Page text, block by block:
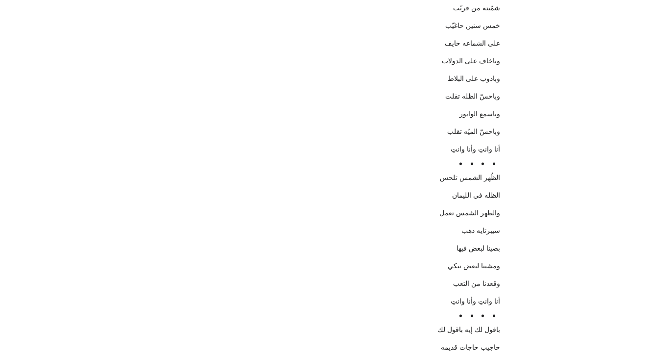
شمّيته من قريّب
خمس سنين حاغيّب
على الشماعه خايف
وباخاف على الدولاب
وبادوب على البلاط
وباحسّ الظله تقلت
وباسمع الوابور
وباحسّ الميّه تقلب
أنا وانتِ وأنا وانتِ
الظُهر الشمس تلحس
الظله في الليمان
والظهر الشمس تعمل
سيبرتايه دهب
بصينا لبعض فيها
ومشينا لبعض نبكي
وقعدنا من التعب
أنا وانتِ وأنا وانتِ
باقول لك إيه باقول لك
حاجيب حاجات قديمه